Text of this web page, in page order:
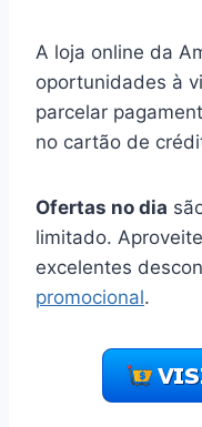
A loja online da
oportunidades à
parcelar
no cartão de
Ofertas no dia
limitado.
excelentes
promocional.